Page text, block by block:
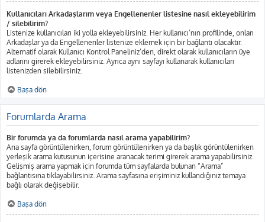
Kullanıcıları Arkadaşlarım veya Engellenenler listesine nasıl ekleyebilirim
/ silebilirim?
Listenize kullanıcıları iki yolla ekleyebilirsiniz. Her kullanıcı’nın profilinde, onları
Arkadaşlar ya da Engellenenler listenize eklemek için bir bağlantı olacaktır.
Alternatif olarak Kullanıcı Kontrol Paneliniz’den, direkt olarak kullanıcıların üye
adlarını girerek ekleyebilirsiniz. Ayrıca aynı sayfayı kullanarak kullanıcıları
listenizden silebilirsiniz.
Başa dön
Forumlarda Arama
Bir forumda ya da forumlarda nasıl arama yapabilirim?
Ana sayfa görüntülenirken, forum görüntülenirken ya da başlık görüntülenirken
yerleşik arama kutusunun içerisine aranacak terimi girerek arama yapabilirsiniz.
Gelişmiş arama yapmak için forumda tüm sayfalarda bulunan “Arama”
bağlantısına tıklayabilirsiniz. Arama sayfasına erişiminiz kullandığınız temaya
bağlı olarak değişebilir.
Başa dön